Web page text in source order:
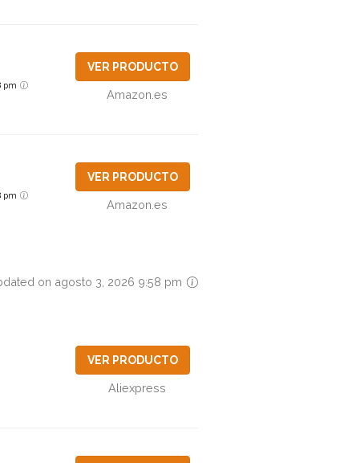
pm
VER PRODUCTO
Amazon.es
pm
VER PRODUCTO
Amazon.es
on agosto 3, 2026 9:58 pm
VER PRODUCTO
Aliexpress